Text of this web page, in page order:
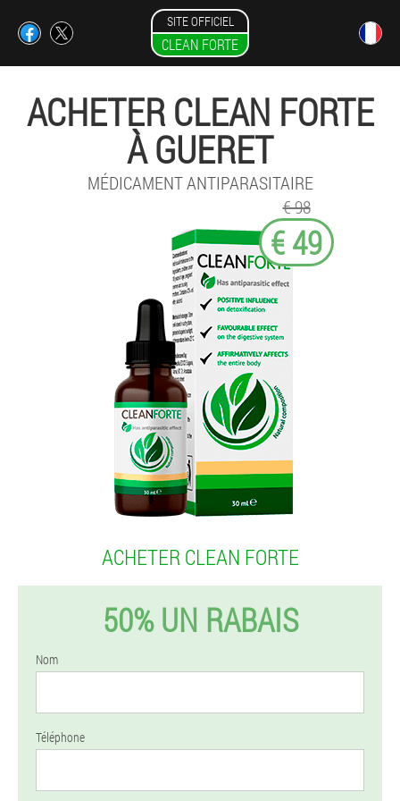
SITE OFFICIEL
CLEAN FORTE
ACHETER CLEAN FORTE
À GUERET
MÉDICAMENT ANTIPARASITAIRE
€ 98
€ 49
ACHETER CLEAN FORTE
50% UN RABAIS
Nom
Téléphone